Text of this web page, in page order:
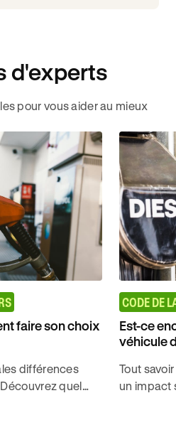
d'experts
pour vous aider au mieux
faire son choix
différences
quel
CODE DE
Est-ce
véhicule
Tout
un impact